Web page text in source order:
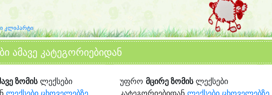
კლიპარტი
ამავე კატეგორიებიდან
ზომისლექსები
ლექსები ცხოველებზე,
უფრო მცირე ზომისლექსები
კატეგორიებიდან ლექსები ცხოველებზე,